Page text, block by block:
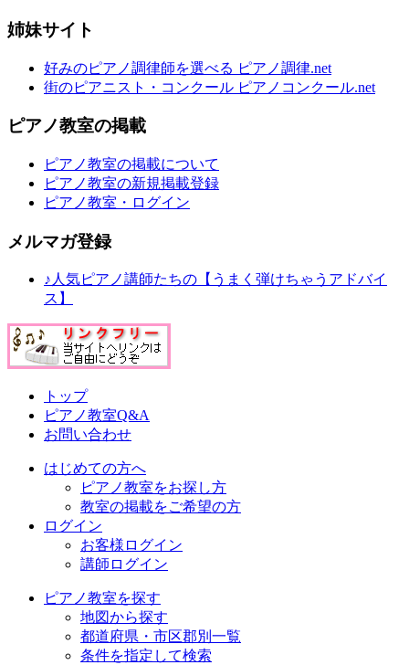
姉妹サイト
好みのピアノ調律師を選べる ピアノ調律.net
街のピアニスト・コンクール ピアノコンクール.net
ピアノ教室の掲載
ピアノ教室の掲載について
ピアノ教室の新規掲載登録
ピアノ教室・ログイン
メルマガ登録
♪人気ピアノ講師たちの【うまく弾けちゃうアドバイ
ス】
トップ
ピアノ教室Q&A
お問い合わせ
はじめての方へ
ピアノ教室をお探し方
教室の掲載をご希望の方
ログイン
お客様ログイン
講師ログイン
ピアノ教室を探す
地図から探す
都道府県・市区郡別一覧
条件を指定して検索